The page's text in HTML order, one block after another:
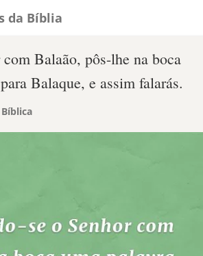
da Bíblia
Balaão, pôs-lhe na boca
Balaque, e assim falarás.